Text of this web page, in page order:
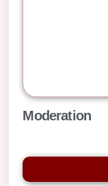
Moderation